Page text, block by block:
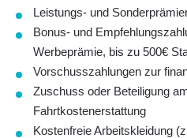
Leistungs- und
Bonus- und
Werbeprämie, bis zu 500€
Vorschusszahlungen zur
Zuschuss oder Beteiligung
Fahrtkostenerstattung
Kostenfreie Arbeitskleidung